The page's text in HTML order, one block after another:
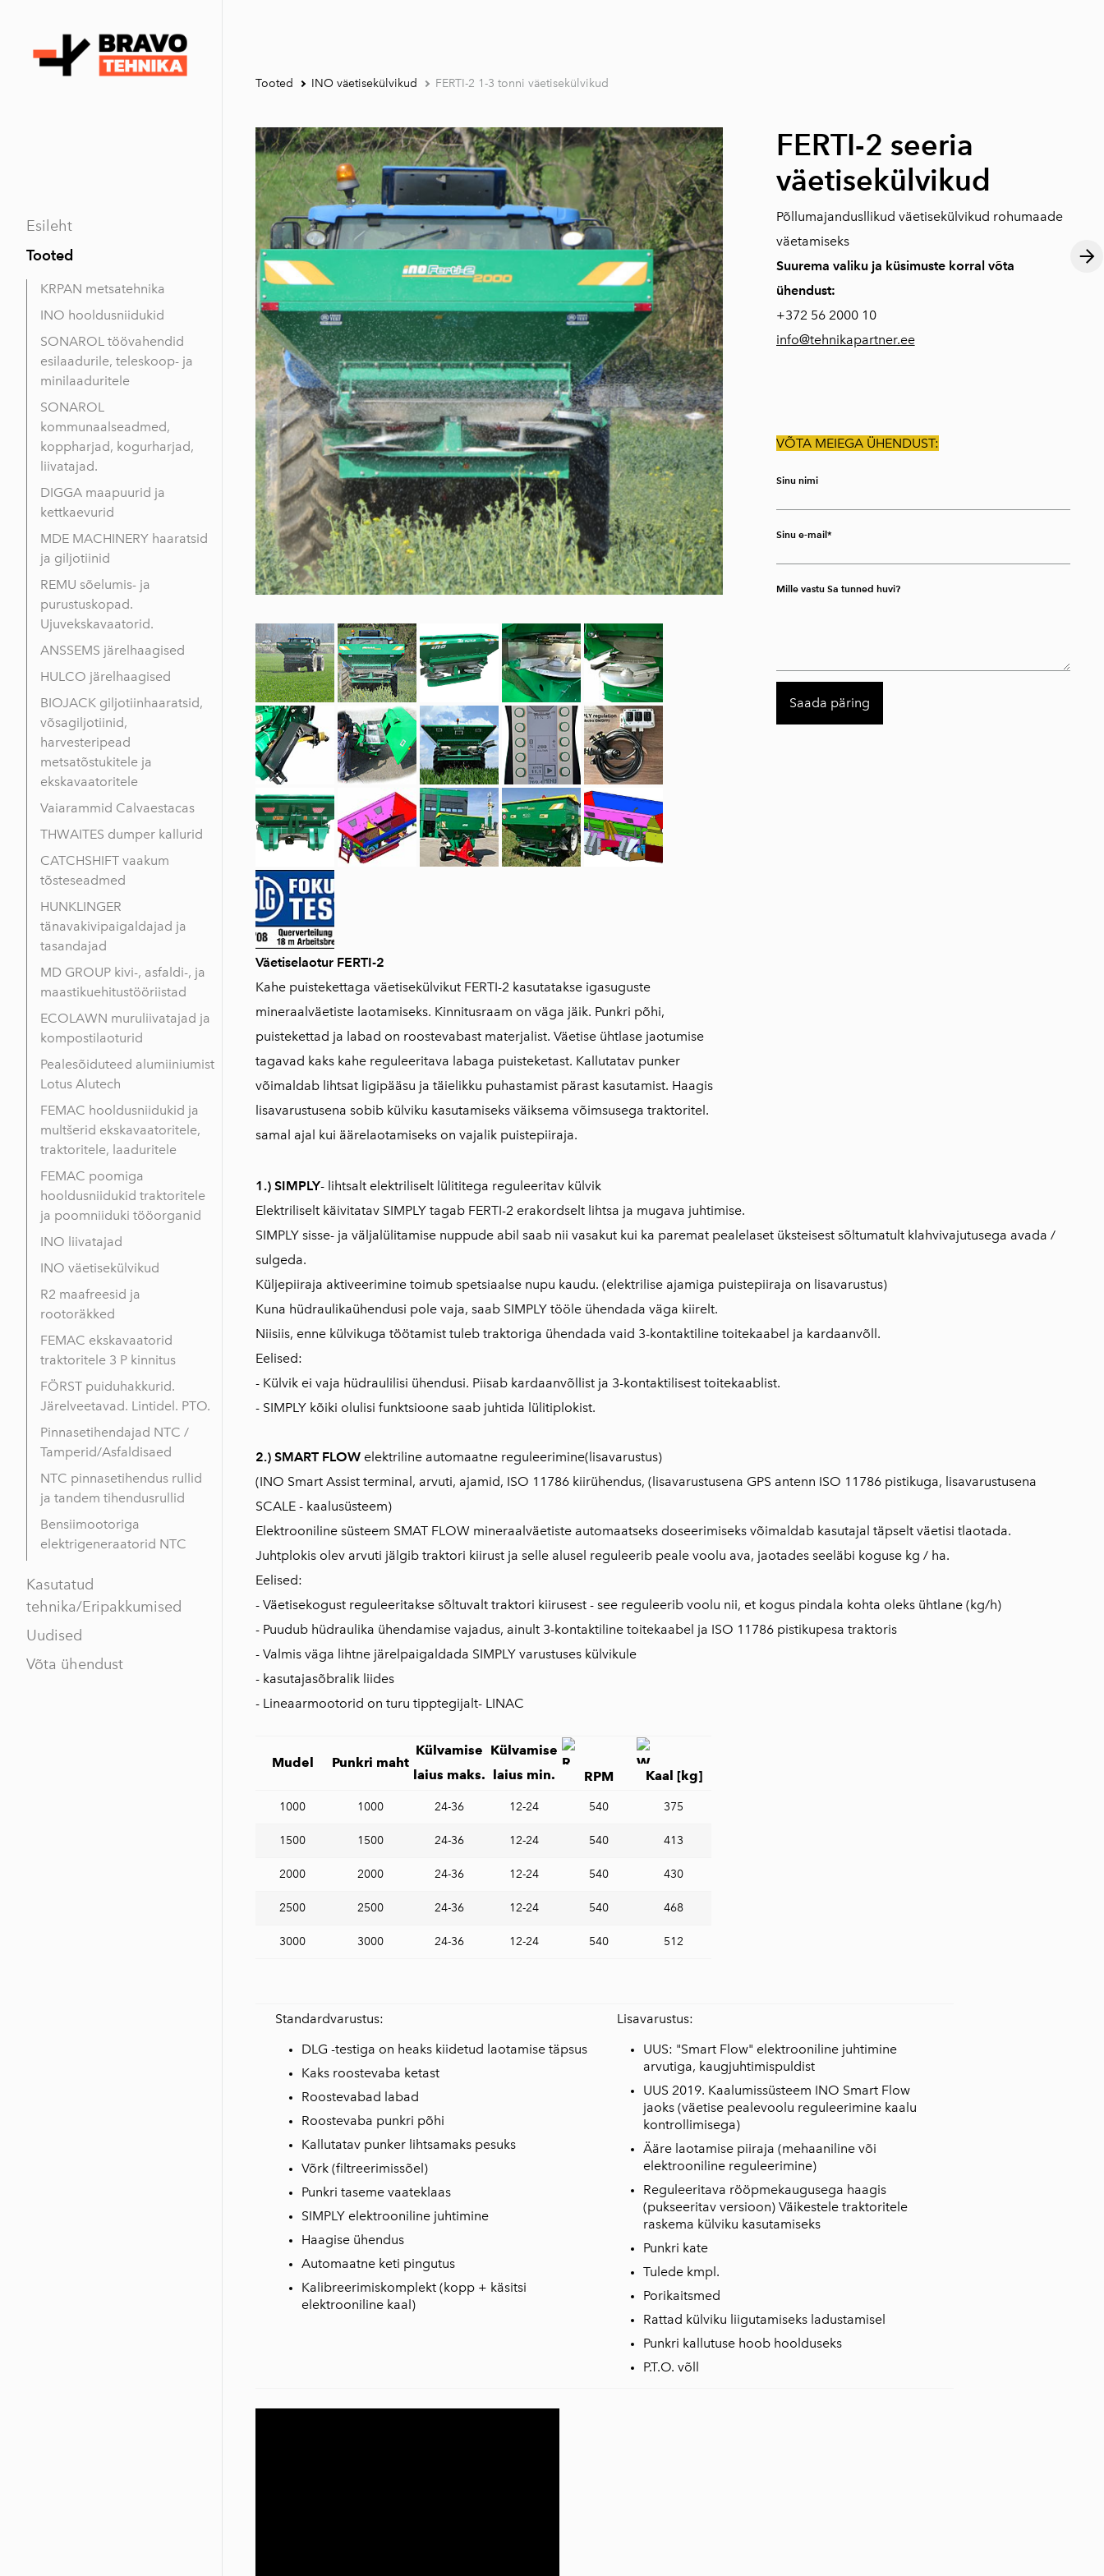
Esileht
Tooted
KRPAN metsatehnika
INO hooldusniidukid
SONAROL töövahendid
esilaadurile, teleskoop- ja
minilaaduritele
SONAROL
kommunaalseadmed,
koppharjad, kogurharjad,
liivatajad.
DIGGA maapuurid ja
kettkaevurid
MDE MACHINERY haaratsid
ja giljotiinid
REMU sõelumis- ja
purustuskopad.
Ujuvekskavaatorid.
ANSSEMS järelhaagised
HULCO järelhaagised
BIOJACK giljotiinhaaratsid,
võsagiljotiinid,
harvesteripead
metsatõstukitele ja
ekskavaatoritele
Vaiarammid Calvaestacas
THWAITES dumper kallurid
CATCHSHIFT vaakum
tõsteseadmed
HUNKLINGER
tänavakivipaigaldajad ja
tasandajad
MD GROUP kivi-, asfaldi-, ja
maastikuehitustööriistad
ECOLAWN muruliivatajad ja
kompostilaoturid
Pealesõiduteed alumiiniumist
Lotus Alutech
FEMAC hooldusniidukid ja
multšerid ekskavaatoritele,
traktoritele, laaduritele
FEMAC poomiga
hooldusniidukid traktoritele
ja poomniiduki tööorganid
INO liivatajad
INO väetisekülvikud
R2 maafreesid ja
rootoräkked
FEMAC ekskavaatorid
traktoritele 3 P kinnitus
FÖRST puiduhakkurid.
Järelveetavad. Lintidel. PTO.
Pinnasetihendajad NTC /
Tamperid/Asfaldisaed
NTC pinnasetihendus rullid
ja tandem tihendusrullid
Bensiimootoriga
elektrigeneraatorid NTC
Kasutatud
tehnika/Eripakkumised
Uudised
Võta ühendust
Tooted INO väetisekülvikud FERTI-2 1-3 tonni väetisekülvikud
Väetiselaotur FERTI-2
Kahe puistekettaga väetisekülvikut FERTI-2 kasutatakse igasuguste
mineraalväetiste laotamiseks. Kinnitusraam on väga jäik. Punkri põhi,
puistekettad ja labad on roostevabast materjalist. Väetise ühtlase jaotumise
tagavad kaks kahe reguleeritava labaga puisteketast. Kallutatav punker
võimaldab lihtsat ligipääsu ja täielikku puhastamist pärast kasutamist. Haagis
lisavarustusena sobib külviku kasutamiseks väiksema võimsusega traktoritel.
samal ajal kui äärelaotamiseks on vajalik puistepiiraja.
FERTI-2 seeria
väetisekülvikud
Põllumajandusllikud väetisekülvikud rohumaade
väetamiseks
Suurema valiku ja küsimuste korral võta
ühendust:
+372 56 2000 10
info@tehnikapartner.ee
VÕTA MEIEGA ÜHENDUST:
Sinu nimi
Sinu e-mail
Mille vastu Sa tunned huvi?
1.) SIMPLY- lihtsalt elektriliselt lülititega reguleeritav külvik
Elektriliselt käivitatav SIMPLY tagab FERTI-2 erakordselt lihtsa ja mugava juhtimise.
SIMPLY sisse- ja väljalülitamise nuppude abil saab nii vasakut kui ka paremat pealelaset üksteisest sõltumatult klahvivajutusega avada /
sulgeda.
Küljepiiraja aktiveerimine toimub spetsiaalse nupu kaudu. (elektrilise ajamiga puistepiiraja on lisavarustus)
Kuna hüdraulikaühendusi pole vaja, saab SIMPLY tööle ühendada väga kiirelt.
Niisiis, enne külvikuga töötamist tuleb traktoriga ühendada vaid 3-kontaktiline toitekaabel ja kardaanvõll.
Eelised:
- Külvik ei vaja hüdraulilisi ühendusi. Piisab kardaanvõllist ja 3-kontaktilisest toitekaablist.
- SIMPLY kõiki olulisi funktsioone saab juhtida lülitiplokist.
2.) SMART FLOW elektriline automaatne reguleerimine(lisavarustus)
(INO Smart Assist terminal, arvuti, ajamid, ISO 11786 kiirühendus, (lisavarustusena GPS antenn ISO 11786 pistikuga, lisavarustusena
SCALE - kaalusüsteem)
Elektrooniline süsteem SMAT FLOW mineraalväetiste automaatseks doseerimiseks võimaldab kasutajal täpselt väetisi tlaotada.
Juhtplokis olev arvuti jälgib traktori kiirust ja selle alusel reguleerib peale voolu ava, jaotades seeläbi koguse kg / ha.
Eelised:
- Väetisekogust reguleeritakse sõltuvalt traktori kiirusest - see reguleerib voolu nii, et kogus pindala kohta oleks ühtlane (kg/h)
- Puudub hüdraulika ühendamise vajadus, ainult 3-kontaktiline toitekaabel ja ISO 11786 pistikupesa traktoris
- Valmis väga lihtne järelpaigaldada SIMPLY varustuses külvikule
- kasutajasõbralik liides
- Lineaarmootorid on turu tipptegijalt- LINAC
Mudel Punkri maht
Külvamise
laius maks.
Külvamise
laius min.
RPM Kaal [kg]
1000 1000 24-36 12-24 540 375
1500 1500 24-36 12-24 540 413
2000 2000 24-36 12-24 540 430
2500 2500 24-36 12-24 540 468
3000 3000 24-36 12-24 540 512
Standardvarustus:
DLG -testiga on heaks kiidetud laotamise täpsus
Kaks roostevaba ketast
Roostevabad labad
Roostevaba punkri põhi
Kallutatav punker lihtsamaks pesuks
Võrk (filtreerimissõel)
Punkri taseme vaateklaas
SIMPLY elektrooniline juhtimine
Haagise ühendus
Automaatne keti pingutus
Kalibreerimiskomplekt (kopp + käsitsi
elektrooniline kaal)
Lisavarustus:
UUS: "Smart Flow" elektrooniline juhtimine
arvutiga, kaugjuhtimispuldist
UUS 2019. Kaalumissüsteem INO Smart Flow
jaoks (väetise pealevoolu reguleerimine kaalu
kontrollimisega)
Ääre laotamise piiraja (mehaaniline või
elektrooniline reguleerimine)
Reguleeritava rööpmekaugusega haagis
(pukseeritav versioon) Väikestele traktoritele
raskema külviku kasutamiseks
Punkri kate
Tulede kmpl.
Porikaitsmed
Rattad külviku liigutamiseks ladustamisel
Punkri kallutuse hoob hoolduseks
P.T.O. võll